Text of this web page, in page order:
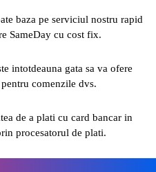
baza pe serviciul nostru rapid
SameDay cu cost fix.
intotdeauna gata sa va ofere
pentru comenzile dvs.
de a plati cu card bancar in
procesatorul de plati.